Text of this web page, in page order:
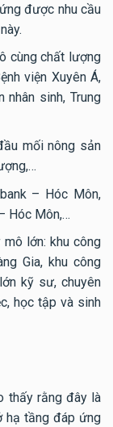
được nhu cầu
cùng chất lượng
viện Xuyên Á,
nhân sinh, Trung
mối nông sản
– Hóc Môn,
Hóc Môn,…
mô lớn: khu công
Gia, khu công
kỹ sư, chuyên
học tập và sinh
thấy rằng đây là
hạ tầng đáp ứng